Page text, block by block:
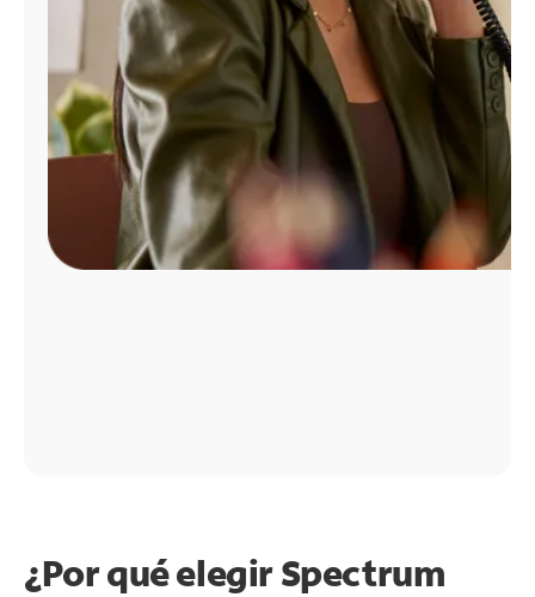
¿Por qué elegir Spectrum